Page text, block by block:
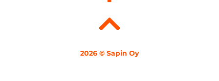
2026 © Sapin Oy